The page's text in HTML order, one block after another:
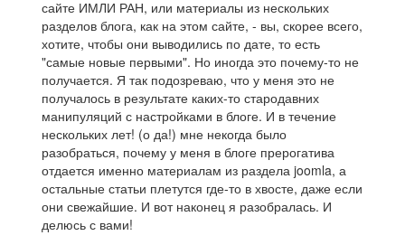
сайте ИМЛИ РАН, или материалы из нескольких
разделов блога, как на этом сайте, - вы, скорее всего,
хотите, чтобы они выводились по дате, то есть
"самые новые первыми". Но иногда это почему-то не
получается. Я так подозреваю, что у меня это не
получалось в результате каких-то стародавних
манипуляций с настройками в блоге. И в течение
нескольких лет! (о да!) мне некогда было
разобраться, почему у меня в блоге прерогатива
отдается именно материалам из раздела joomla, а
остальные статьи плетутся где-то в хвосте, даже если
они свежайшие. И вот наконец я разобралась. И
делюсь с вами!